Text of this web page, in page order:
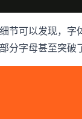
节可以发现，字
分字母甚至突破